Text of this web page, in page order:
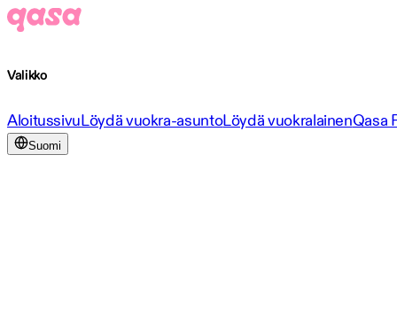
Valikko
AloitussivuLöydä vuokra-asuntoLöydä vuokralainenQasa
Suomi